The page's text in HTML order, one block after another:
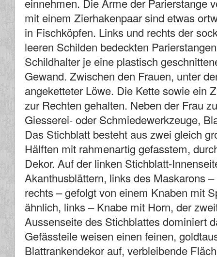
mit einem Zierhakenpaar sind etwas
in Fischköpfen. Links und rechts der
leeren Schilden bedeckten
Schildhalter je eine plastisch
Gewand. Zwischen den Frauen, unter
angeketteter Löwe. Die Kette sowie ein
zur Rechten gehalten. Neben der Frau
Giesserei- oder Schmiedewerkzeuge,
Das Stichblatt besteht aus zwei gleich
Hälften mit rahmenartig gefasstem,
Dekor. Auf der linken Stichblatt-
Akanthusblättern, links des Maskarons
rechts – gefolgt von einem Knaben mit
ähnlich, links – Knabe mit Horn, der
Aussenseite des Stichblattes dominiert
Gefässteile weisen einen feinen,
Blattrankendekor auf, verbleibende